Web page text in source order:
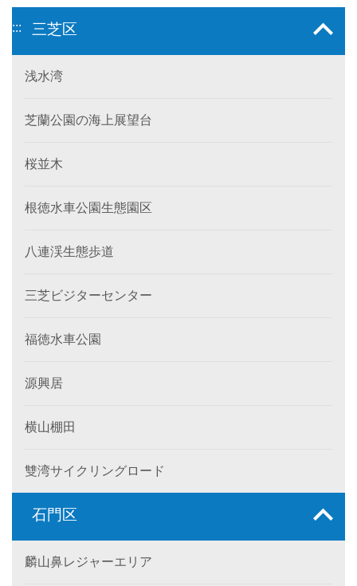
::: 三芝区
浅水湾
芝蘭公園の海上展望台
桜並木
根徳水車公園生態園区
八連渓生態歩道
三芝ビジターセンター
福徳水車公園
源興居
横山棚田
雙湾サイクリングロード
石門区
麟山鼻レジャーエリア